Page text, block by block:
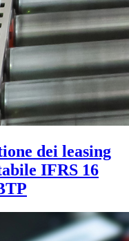
dei leasing
IFRS 16